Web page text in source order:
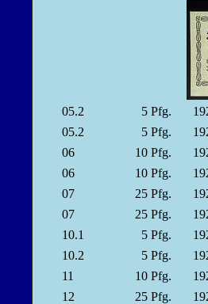
05.2 5 Pfg.
05.2
5 Pfg.
06
10 Pfg.
06
10 Pfg.
07
25 Pfg.
07
25 Pfg.
10.1
5 Pfg.
10.2
5 Pfg.
11
10 Pfg.
12
25 Pfg.